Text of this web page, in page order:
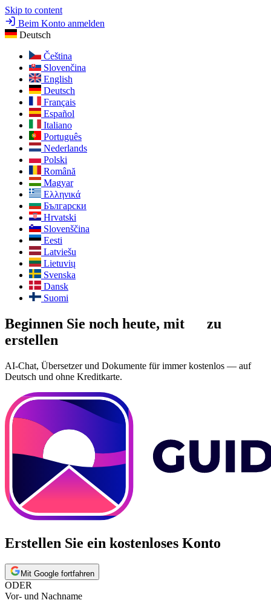
Skip to content
Beim Konto anmelden
Deutsch
Čeština
Slovenčina
English
Deutsch
Français
Español
Italiano
Português
Nederlands
Polski
Română
Magyar
Ελληνικά
Български
Hrvatski
Slovenščina
Eesti
Latviešu
Lietuvių
Svenska
Dansk
Suomi
Beginnen Sie noch heute, mit
zu
erstellen
AI-Chat, Übersetzer und Dokumente für immer kostenlos — auf
Deutsch und ohne Kreditkarte.
Erstellen Sie ein kostenloses Konto
Mit Google fortfahren
ODER
Vor- und Nachname